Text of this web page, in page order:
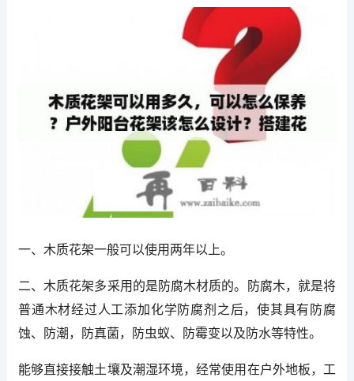
一、木质花架一般可以使用两年以上。
二、木质花架多采用的是防腐木材质的。防腐木，就是将
普通木材经过人工添加化学防腐剂之后，使其具有防腐
蚀、防潮，防真菌，防虫蚁、防霉变以及防水等特性。
能够直接接触土壤及潮湿环境，经常使用在户外地板，工